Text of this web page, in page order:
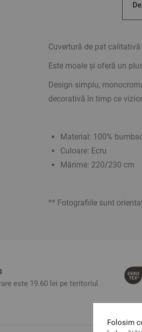
Cuvertură de pat
Este moale și oferă un
Design simplu,
decorativă în timp ce
Material: 100%
Culoare: Ecru
Mărime: 220/230 cm
** Fotografiile sunt
este 19.60 lei pe teritoriul
Folosim